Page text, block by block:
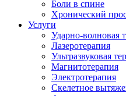
Боли в спине
Хронический
Услуги
Ударно-волновая
Лазеротерапия
Ультразвуковая
Магнитотерапия
Электротерапия
Скелетное